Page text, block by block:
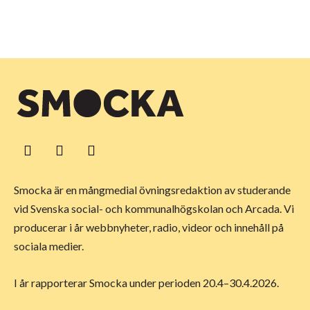
Smocka är en mångmedial övningsredaktion av studerande
vid Svenska social- och kommunalhögskolan och Arcada. Vi
producerar i år webbnyheter, radio, videor och innehåll på
sociala medier.
I år rapporterar Smocka under perioden 20.4–30.4.2026.